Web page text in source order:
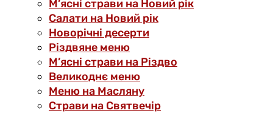
М’ясні страви на Новий рік
Салати на Новий рік
Новорічні десерти
Різдвяне меню
М’ясні страви на Різдво
Великоднє меню
Меню на Масляну
Страви на Святвечір